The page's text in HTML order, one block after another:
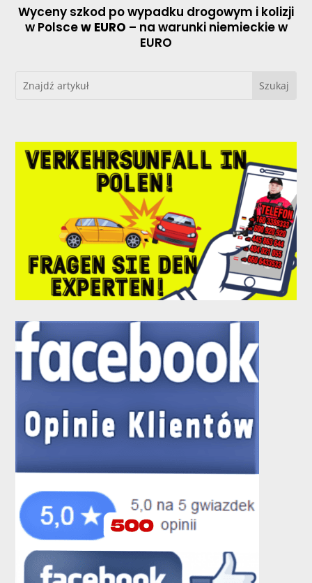
Wyceny szkod po wypadku drogowym i kolizji
w Polscew EURO – na warunki niemieckie w
EURO